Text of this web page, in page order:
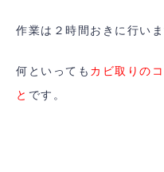
作業は２時間おきに行いま
何といっても カビ取りの
と です。